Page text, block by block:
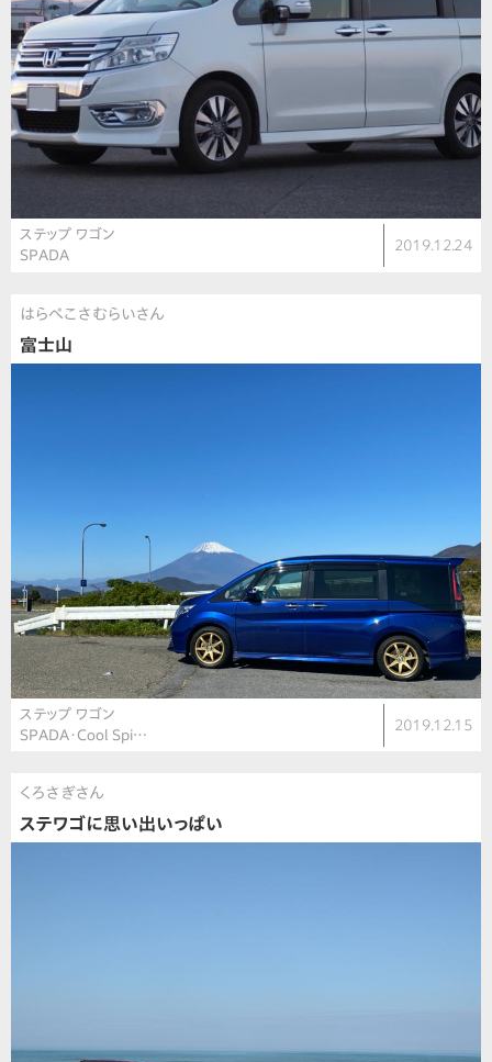
ステップ ワゴン
SPADA
2019.12.24
はらぺこさむらいさん
富士山
ステップ ワゴン
SPADA・Cool Spi…
2019.12.15
くろさぎさん
ステワゴに思い出いっぱい